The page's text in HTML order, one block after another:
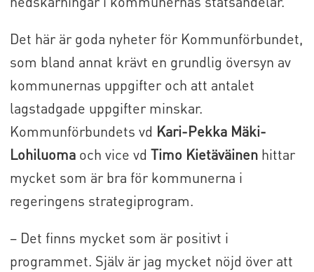
Det här är goda nyheter för Kommunförbundet,
som bland annat krävt en grundlig översyn av
kommunernas uppgifter och att antalet
lagstadgade uppgifter minskar.
Kommunförbundets vd Kari-Pekka Mäki-
Lohiluomaoch vice vd Timo Kietäväinenhittar
mycket som är bra för kommunerna i
regeringens strategiprogram.
– Det finns mycket som är positivt i
programmet. Själv är jag mycket nöjd över att